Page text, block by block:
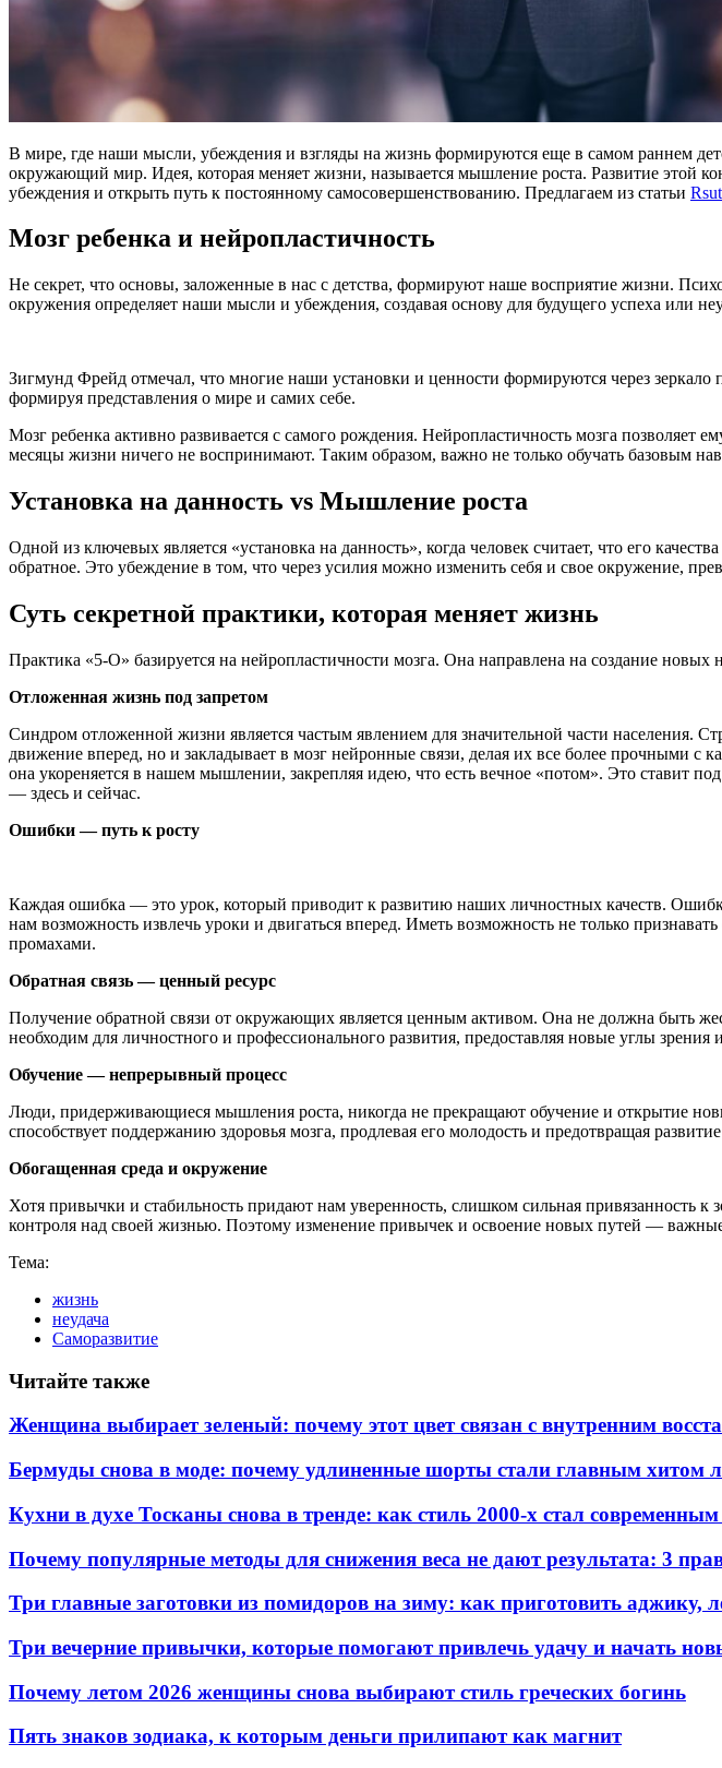
В мире, где наши мысли, убеждения и взгляды на жизнь формируются еще в самом раннем
окружающий мир. Идея, которая меняет жизни, называется мышление роста. Развитие этой
убеждения и открыть путь к постоянному самосовершенствованию. Предлагаем из статьи
Мозг ребенка и нейропластичность
Не секрет, что основы, заложенные в нас с детства, формируют наше восприятие жизни.
окружения определяет наши мысли и убеждения, создавая основу для будущего успеха или
Зигмунд Фрейд отмечал, что многие наши установки и ценности формируются через
формируя представления о мире и самих себе.
Мозг ребенка активно развивается с самого рождения. Нейропластичность мозга
месяцы жизни ничего не воспринимают. Таким образом, важно не только обучать базовым
Установка на данность vs Мышление роста
Одной из ключевых является «установка на данность», когда человек считает, что его
обратное. Это убеждение в том, что через усилия можно изменить себя и свое окружение,
Суть секретной практики, которая меняет жизнь
Практика «5-О» базируется на нейропластичности мозга. Она направлена на создание
Отложенная жизнь под запретом
Синдром отложенной жизни является частым явлением для значительной части населения.
движение вперед, но и закладывает в мозг нейронные связи, делая их все более прочными с
она укореняется в нашем мышлении, закрепляя идею, что есть вечное «потом». Это ставит
— здесь и сейчас.
Ошибки — путь к росту
Каждая ошибка — это урок, который приводит к развитию наших личностных качеств.
нам возможность извлечь уроки и двигаться вперед. Иметь возможность не только
промахами.
Обратная связь — ценный ресурс
Получение обратной связи от окружающих является ценным активом. Она не должна быть
необходим для личностного и профессионального развития, предоставляя новые углы
Обучение — непрерывный процесс
Люди, придерживающиеся мышления роста, никогда не прекращают обучение и открытие
способствует поддержанию здоровья мозга, продлевая его молодость и предотвращая
Обогащенная среда и окружение
Хотя привычки и стабильность придают нам уверенность, слишком сильная привязанность
контроля над своей жизнью. Поэтому изменение привычек и освоение новых путей —
Тема:
жизнь
неудача
Саморазвитие
Читайте также
Женщина выбирает зеленый: почему этот цвет связан с внутренним
Бермуды снова в моде: почему удлиненные шорты стали главным хитом
Кухни в духе Тосканы снова в тренде: как стиль 2000-х стал
Почему популярные методы для снижения веса не дают результата: 3
Три главные заготовки из помидоров на зиму: как приготовить аджику,
Три вечерние привычки, которые помогают привлечь удачу и начать
Почему летом 2026 женщины снова выбирают стиль греческих богинь
Пять знаков зодиака, к которым деньги прилипают как магнит